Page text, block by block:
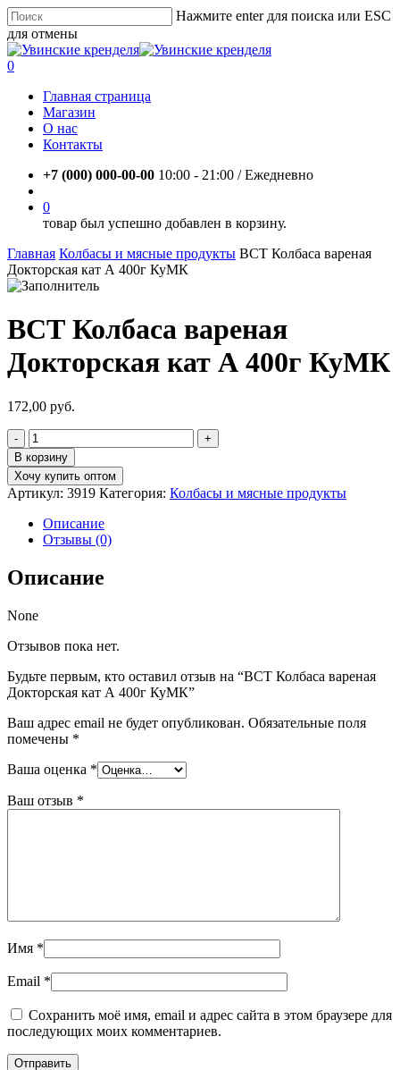
Skip
to
main
content
Нажмите enter для поиска или ESC
для отмены
Close
Search
account
0
Главная страница
Магазин
О нас
Контакты
+7 (000) 000-00-00 10:00 - 21:00 / Eжедневно
0
товар был успешно добавлен в корзину.
Главная Колбасы и мясные продукты ВСТ Колбаса вареная
Докторская кат А 400г КуМК
ВСТ Колбаса вареная
Докторская кат А 400г КуМК
172,00 руб.
Количество
товара
ВСТ
Колбаса
вареная
Докторская
кат
КуМК
В корзину
Хочу купить оптом
Артикул: 3919 Категория: Колбасы и мясные продукты
Описание
Отзывы (0)
Описание
None
Отзывов пока нет.
Будьте первым, кто оставил отзыв на “ВСТ Колбаса вареная
Докторская кат А 400г КуМК”
Ваш адрес email не будет опубликован. Обязательные поля
помечены *
Ваша оценка *
Ваш отзыв *
Имя *
Email *
Сохранить моё имя, email и адрес сайта в этом браузере для
последующих моих комментариев.